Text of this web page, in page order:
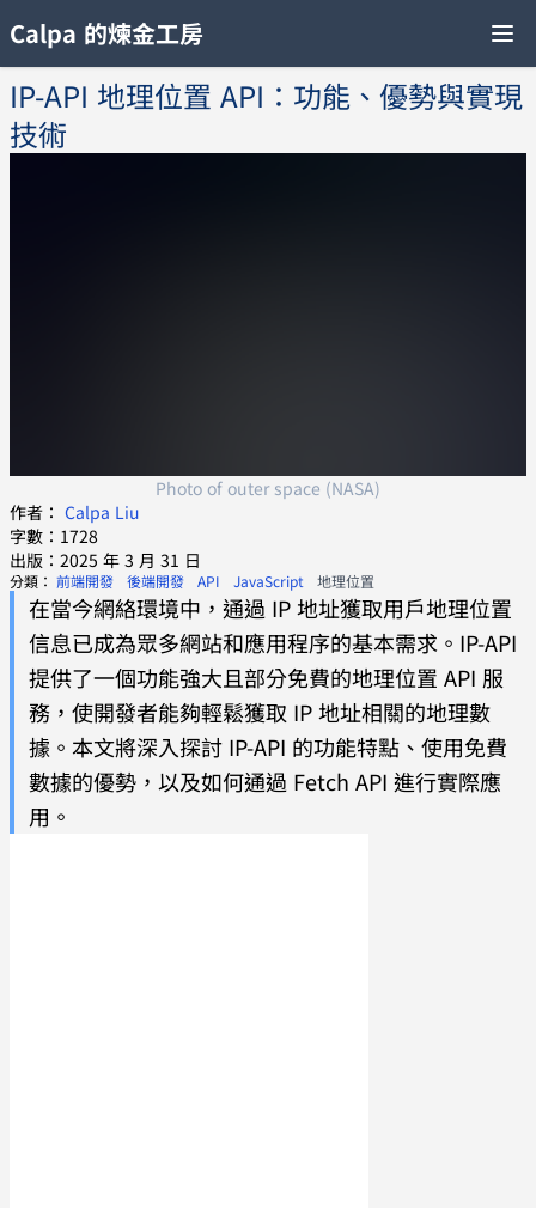
Calpa 的煉金工房
IP-API 地理位置 API：功能、優勢與實現
技術
Photo of outer space (NASA)
作者： Calpa Liu
字數：1728
出版：2025 年 3 月 31 日
分類： 前端開發 後端開發 API JavaScript 地理位置
在當今網絡環境中，通過 IP 地址獲取用戶地理位置
信息已成為眾多網站和應用程序的基本需求。IP-API
提供了一個功能強大且部分免費的地理位置 API 服
務，使開發者能夠輕鬆獲取 IP 地址相關的地理數
據。本文將深入探討 IP-API 的功能特點、使用免費
數據的優勢，以及如何通過 Fetch API 進行實際應
用。